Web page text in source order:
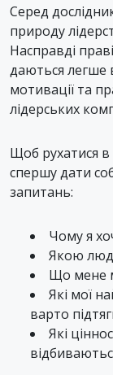
Серед
природу
Насправді
даються легше
мотивації та
лідерських
Щоб рухатися
спершу дати
запитань:
Чому я
Якою
Що мене
Які мої
варто
Які